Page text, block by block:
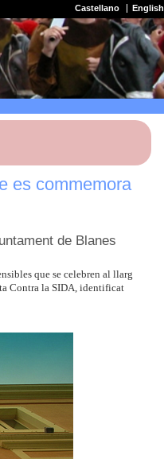
Castellano English
es commemora
de Blanes
que se celebren al llarg
Contra la SIDA, identificat